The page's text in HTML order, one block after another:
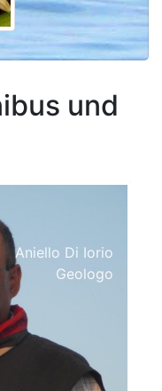
und
Aniello Di Iorio
Geologo